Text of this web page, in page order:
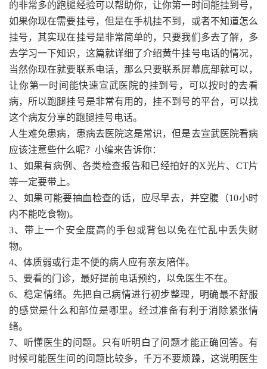
的非常多的跑腿经验可以帮助你，让你第一时间能挂到号，
如果你现在需要挂号，但是在手机挂不到，或者不知道怎么
挂号，其实现在挂号是非常简单的，只要我们多去了解，多
去学习一下知识，这篇就详细了介绍黄牛挂号电话的情况，
当然你现在就要联系电话，那么只要联系屏幕底部就可以，
让你第一时间能快速宣武医院的挂到号，可以按时的去看
病，所以跑腿挂号是非常有用的，挂不到号的平台，可以找
这个病友分享的跑腿挂号电话。
人生难免患病，患病去医院这是常识，但是去宣武医院看病
应该注意些什么呢？小编来告诉你：
1、如果有病例、各类检查报告和已经拍好的X光片、CT片
等一定要带上。
2、如果可能要抽血检查的话，应尽早去，并空腹（10小时
内不能吃食物)。
3、带上一个安全度高的手包或背包以免在忙乱中丢失财
物。
4、体质弱或行走不便的病人应有亲友陪伴。
5、要看的门诊，最好提前电话预约，以免医生不在。
6、稳定情绪。先把自己病情进行初步整理，明确最不舒服
的感觉是什么和部位是哪里。经过准备有利于消除紧张情
绪。
7、听懂医生的问题。只有听明白了问题才能正确回答。有
时候可能医生问的问题比较多，千万不要烦躁，这说明医生